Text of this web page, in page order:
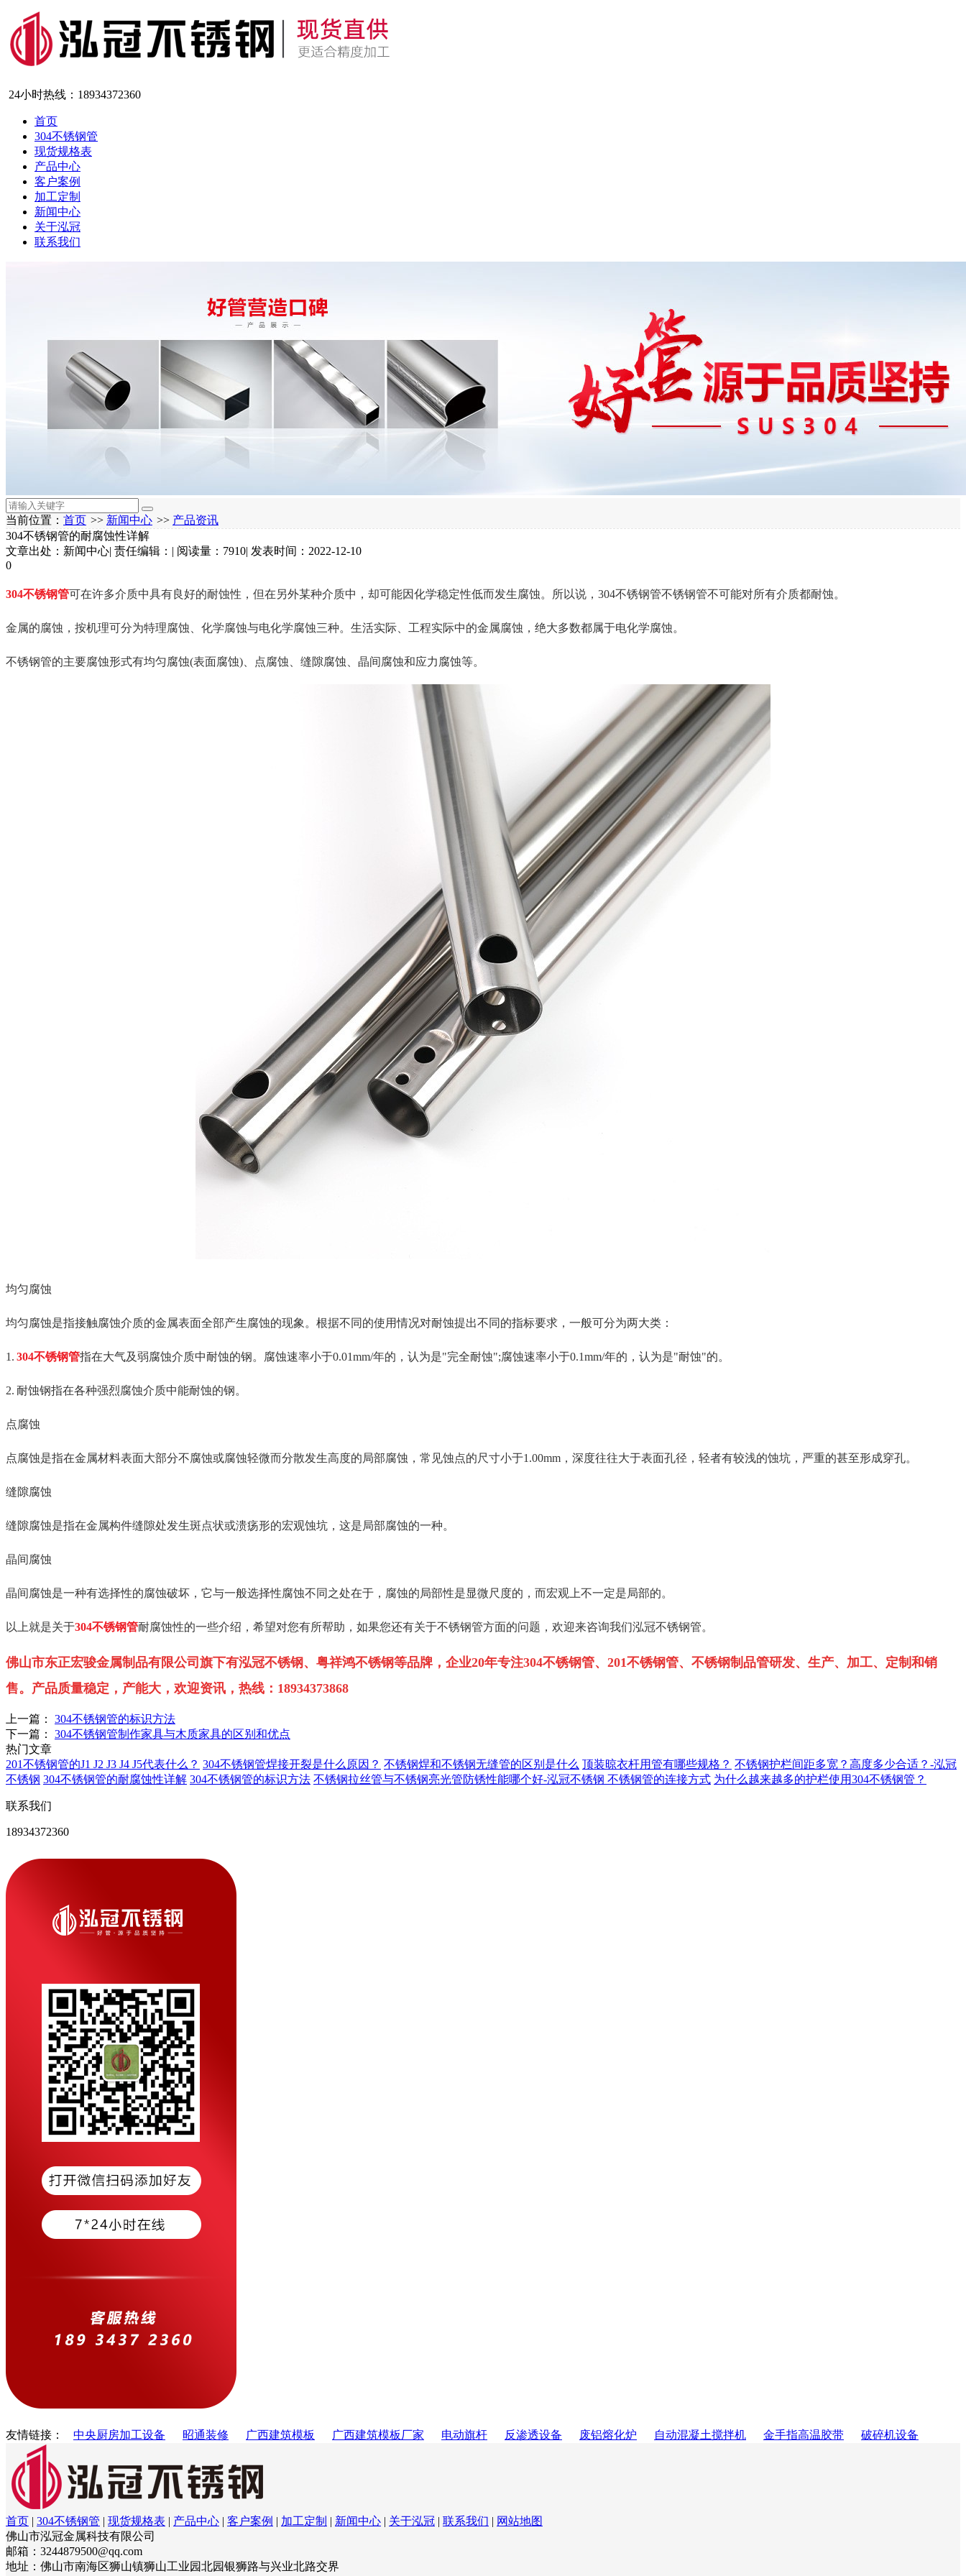
24小时热线： 18934372360
首页
304不锈钢管
现货规格表
产品中心
客户案例
加工定制
新闻中心
关于泓冠
联系我们
当前位置： 首页 >> 新闻中心 >> 产品资讯
304不锈钢管的耐腐蚀性详解
文章出处：新闻中心| 责任编辑： | 阅读量：7910| 发表时间：2022-12-10
0
304不锈钢管可在许多介质中具有良好的耐蚀性，但在另外某种介质中，却可能因化学稳定性低而发生腐蚀。所以说，304不锈钢管不锈钢管不可能对所有介质都耐蚀。
金属的腐蚀，按机理可分为特理腐蚀、化学腐蚀与电化学腐蚀三种。生活实际、工程实际中的金属腐蚀，绝大多数都属于电化学腐蚀。
不锈钢管的主要腐蚀形式有均匀腐蚀(表面腐蚀)、点腐蚀、缝隙腐蚀、晶间腐蚀和应力腐蚀等。
均匀腐蚀
均匀腐蚀是指接触腐蚀介质的金属表面全部产生腐蚀的现象。根据不同的使用情况对耐蚀提出不同的指标要求，一般可分为两大类：
1. 304不锈钢管指在大气及弱腐蚀介质中耐蚀的钢。腐蚀速率小于0.01mm/年的，认为是"完全耐蚀";腐蚀速率小于0.1mm/年的，认为是"耐蚀"的。
2. 耐蚀钢指在各种强烈腐蚀介质中能耐蚀的钢。
点腐蚀
点腐蚀是指在金属材料表面大部分不腐蚀或腐蚀轻微而分散发生高度的局部腐蚀，常见蚀点的尺寸小于1.00mm，深度往往大于表面孔径，轻者有较浅的蚀坑，严重的甚至形成穿孔。
缝隙腐蚀
缝隙腐蚀是指在金属构件缝隙处发生斑点状或溃疡形的宏观蚀坑，这是局部腐蚀的一种。
晶间腐蚀
晶间腐蚀是一种有选择性的腐蚀破坏，它与一般选择性腐蚀不同之处在于，腐蚀的局部性是显微尺度的，而宏观上不一定是局部的。
以上就是关于304不锈钢管耐腐蚀性的一些介绍，希望对您有所帮助，如果您还有关于不锈钢管方面的问题，欢迎来咨询我们泓冠不锈钢管。
佛山市东正宏骏金属制品有限公司旗下有泓冠不锈钢、粤祥鸿不锈钢等品牌，企业20年专注304不锈钢管、 201不锈钢管、不锈钢制品管研发、生产、加工、定制和销
售。 产品质量稳定，产能大，欢迎资讯，热线：18934373868
上一篇： 304不锈钢管的标识方法
下一篇： 304不锈钢管制作家具与木质家具的区别和优点
热门文章
201不锈钢管的J1 J2 J3 J4 J5代表什么？ 304不锈钢管焊接开裂是什么原因？ 不锈钢焊和不锈钢无缝管的区别是什么 顶装晾衣杆用管有哪些规格？ 不锈钢护栏间距多宽？高度多少合适？-泓冠
不锈钢 304不锈钢管的耐腐蚀性详解 304不锈钢管的标识方法 不锈钢拉丝管与不锈钢亮光管防锈性能哪个好-泓冠不锈钢 不锈钢管的连接方式 为什么越来越多的护栏使用304不锈钢管？
联系我们
18934372360
友情链接： 中央厨房加工设备 昭通装修 广西建筑模板 广西建筑模板厂家 电动旗杆 反渗透设备 废铝熔化炉 自动混凝土搅拌机 金手指高温胶带 破碎机设备
首页 | 304不锈钢管 | 现货规格表 | 产品中心 | 客户案例 | 加工定制 | 新闻中心 | 关于泓冠 | 联系我们 | 网站地图
佛山市泓冠金属科技有限公司
邮箱：3244879500@qq.com
地址：佛山市南海区狮山镇狮山工业园北园银狮路与兴业北路交界